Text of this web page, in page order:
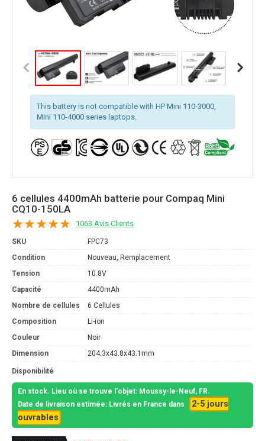
This battery is not compatible with HP Mini 110-3000,
Mini 110-4000 series laptops.
6 cellules 4400mAh batterie pour Compaq Mini
CQ10-150LA
1063 Avis Clients
SKU
FPC73
Condition
Nouveau, Remplacement
Tension
10.8V
Capacité
4400mAh
Nombre de cellules
6 Cellules
Composition
Li-ion
Couleur
Noir
Dimension
204.3x43.8x43.1mm
Disponibilité
En stock. Lieu où se trouve l'objet: Moussy-le-Neuf, FR.
Date de livraison estimée: Livrés en France dans
2-5 jours
ouvrables